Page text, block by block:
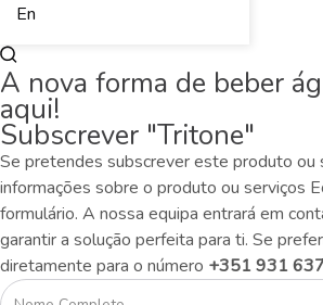
En
A nova forma de beber
aqui!
Subscrever "Tritone"
Se pretendes subscrever este produto ou
informações sobre o produto ou serviços
formulário. A nossa equipa entrará em
garantir a solução perfeita para ti. Se
diretamente para o número +351 931